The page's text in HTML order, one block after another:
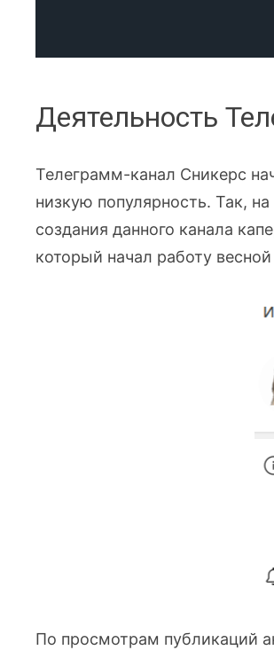
Деятельность
Телеграмм-канал Сникерс
низкую популярность. Так,
создания данного канала
который начал работу
По просмотрам публикаций